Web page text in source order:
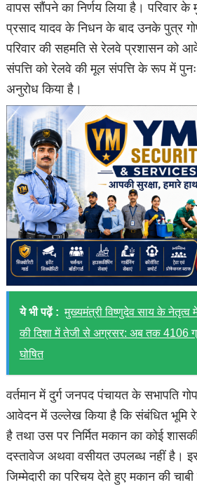
वापस सौंपने का निर्णय लिया है। परिवार के
प्रसाद यादव के निधन के बाद उनके पुत्र
परिवार की सहमति से रेलवे प्रशासन को
संपत्ति को रेलवे की मूल संपत्ति के रूप में
अनुरोध किया है।
ये भी पढ़ें : मुख्यमंत्री विष्णुदेव साय के नेतृत्व
की दिशा में तेजी से अग्रसर: अब तक 4106
घोषित
वर्तमान में दुर्ग जनपद पंचायत के सभापति
आवेदन में उल्लेख किया है कि संबंधित भूमि
है तथा उस पर निर्मित मकान का कोई
दस्तावेज अथवा वसीयत उपलब्ध नहीं है।
जिम्मेदारी का परिचय देते हुए मकान की